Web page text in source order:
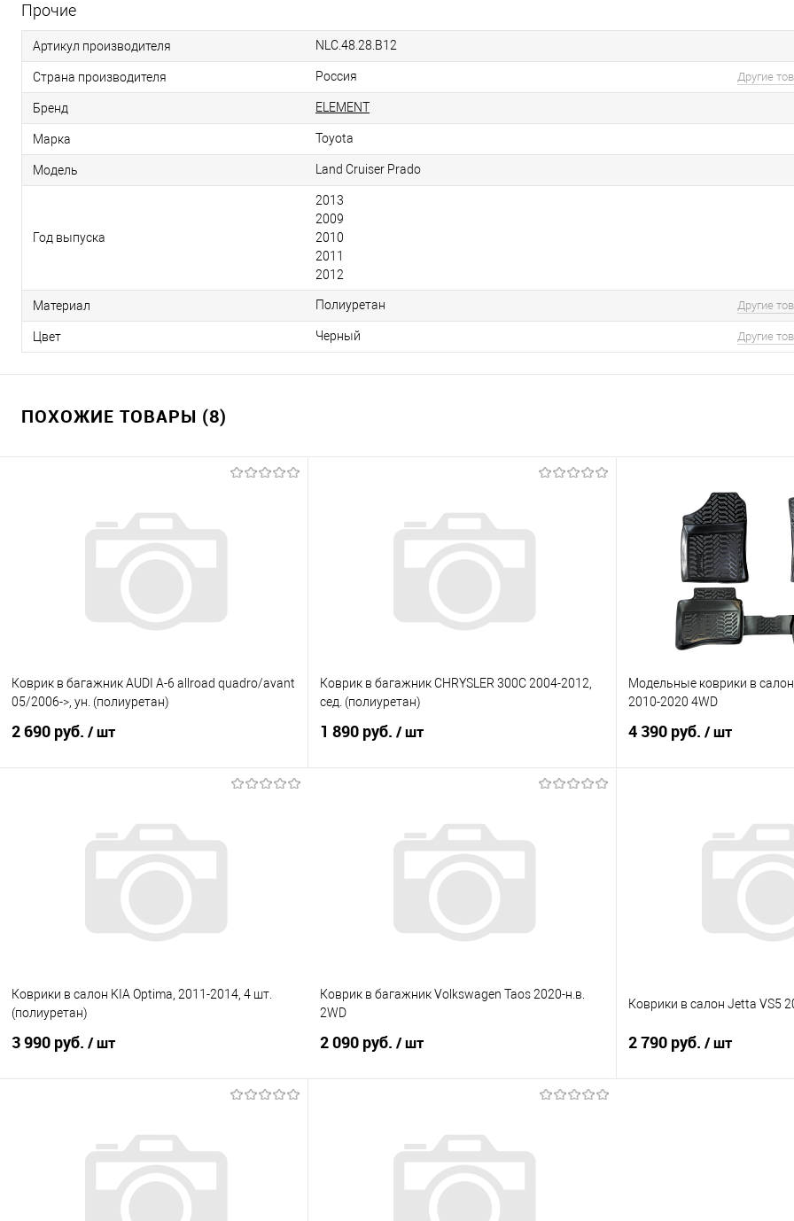
Прочие
Артикул производителя NLC.48.28.B12
Страна производителя Россия Другие
Бренд ELEMENT
Марка Toyota
Модель Land Cruiser Prado
Год выпуска
2013
2009
2010
2011
2012
Материал Полиуретан Другие
Цвет Черный Другие
ПОХОЖИЕ ТОВАРЫ (8)
Коврик в багажник AUDI A-6 allroad quadro/avant
05/2006->, ун. (полиуретан)
2 690 руб. / шт
Купить в 1 клик
Сравнение
Под заказ
Коврик в багажник CHRYSLER 300C 2004-2012,
сед. (полиуретан)
1 890 руб. / шт
Купить в 1 клик
Сравнение
Под заказ
Модельные коврики в
2010-2020 4WD
4 390 руб. / шт
Купить в 1 клик
Коврики в салон KIA Optima, 2011-2014, 4 шт.
(полиуретан)
3 990 руб. / шт
Купить в 1 клик
Сравнение
Под заказ
Коврик в багажник Volkswagen Taos 2020-н.в.
2WD
2 090 руб. / шт
Купить в 1 клик
Сравнение
Под заказ
Коврики в салон Jetta VS5
2 790 руб. / шт